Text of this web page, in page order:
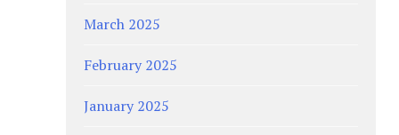
March 2025
February 2025
January 2025